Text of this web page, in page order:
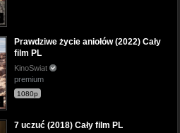
Prawdziwe życie aniołów (2022) Cały
film PL
KinoSwiat
premium
1080p
7 uczuć (2018) Cały film PL